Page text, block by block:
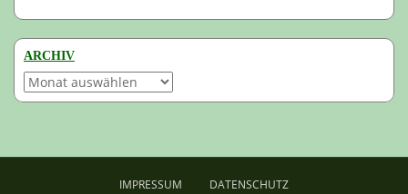
ARCHIV
Archiv
IMPRESSUM DATENSCHUTZ